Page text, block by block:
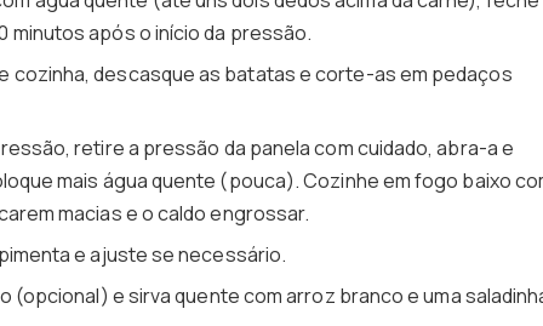
após o início da pressão.
cozinha, descasque as batatas e corte-as em pedaços
retire a pressão da panela com cuidado, abra-a e
mais água quente (pouca). Cozinhe em fogo baixo
macias e o caldo engrossar.
e ajuste se necessário.
(opcional) e sirva quente com arroz branco e uma